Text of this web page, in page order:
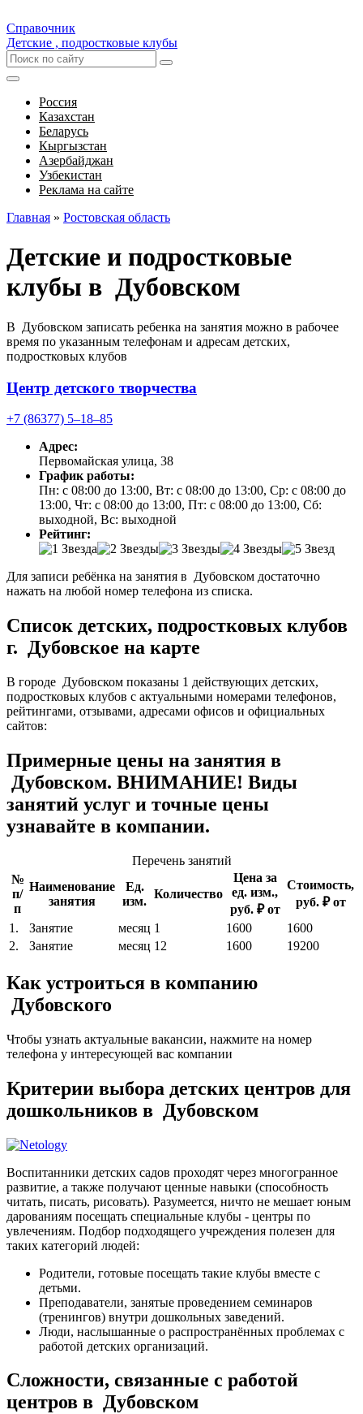
Справочник
Детские , подростковые клубы
Россия
Казахстан
Беларусь
Кыргызстан
Азербайджан
Узбекистан
Реклама на сайте
Главная » Ростовская область
Детские и подростковые
клубы в Дубовском
В Дубовском записать ребенка на занятия можно в рабочее
время по указанным телефонам и адресам детских,
подростковых клубов
Центр детского творчества
+7 (86377) 5‒18‒85
Адрес:
Первомайская улица, 38
График работы:
Пн: с 08:00 до 13:00, Вт: с 08:00 до 13:00, Ср: с 08:00 до
13:00, Чт: с 08:00 до 13:00, Пт: с 08:00 до 13:00, Сб:
выходной, Вс: выходной
Рейтинг:
Для записи ребёнка на занятия в Дубовском достаточно
нажать на любой номер телефона из списка.
Список детских, подростковых клубов
г. Дубовское на карте
В городе Дубовском показаны 1 действующих детских,
подростковых клубов с актуальными номерами телефонов,
рейтингами, отзывами, адресами офисов и официальных
сайтов:
Примерные цены на занятия в
Дубовском. ВНИМАНИЕ! Виды
занятий услуг и точные цены
узнавайте в компании.
Перечень занятий
№
п/
п
Наименование
занятия
Ед.
изм.
Количество
Цена за
ед. изм.,
руб. ₽ от
Стоимость,
руб. ₽ от
1.
Занятие месяц 1 1600
1600
2.
Занятие месяц 12 1600 19200
Как устроиться в компанию
Дубовского
Чтобы узнать актуальные вакансии, нажмите на номер
телефона у интересующей вас компании
Критерии выбора детских центров для
дошкольников в Дубовском
Воспитанники детских садов проходят через многогранное
развитие, а также получают ценные навыки (способность
читать, писать, рисовать). Разумеется, ничто не мешает юным
дарованиям посещать специальные клубы - центры по
увлечениям. Подбор подходящего учреждения полезен для
таких категорий людей:
Родители, готовые посещать такие клубы вместе с
детьми.
Преподаватели, занятые проведением семинаров
(тренингов) внутри дошкольных заведений.
Люди, наслышанные о распространённых проблемах с
работой детских организаций.
Сложности, связанные с работой
центров в Дубовском